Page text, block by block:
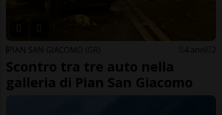
PIAN SAN GIACOMO (GR) 4 anni 2
Scontro tra tre auto nella
galleria di Pian San Giacomo